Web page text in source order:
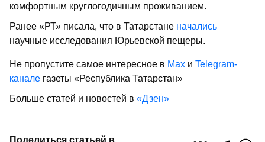
комфортным круглогодичным проживанием.
Ранее «РТ» писала, что в Татарстане начались
научные исследования Юрьевской пещеры.
Не пропустите самое интересное в Max и Telegram-
канале газеты «Республика Татарстан»
Больше статей и новостей в «Дзен»
Поделиться статьей в